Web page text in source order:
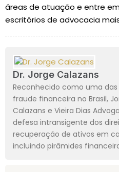
áreas de atuação e entre
escritórios de advocacia
Dr. Jorge Calazans
Reconhecido como uma
fraude financeira no Brasil,
Calazans e Vieira Dias
defesa intransigente dos
recuperação de ativos em
incluindo pirâmides